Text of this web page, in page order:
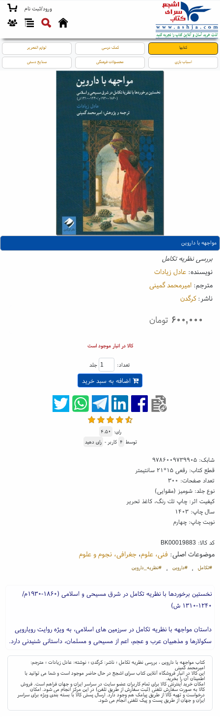
ورود/ثبت نام
کتابها کمک درسی لوازم التحریر
اسباب بازی محصولات فرهنگی صنایع دستی
مواجهه با داروین
بررسی نظریه تکامل
نویسنده: عادل زیادات
مترجم: امیرمحمد گمینی
ناشر:کرگدن
۶۰۰,۰۰۰ تومان
کالا در انبار موجود است
تعداد: جلد
اضافه به سبد خرید
رای: ۴.۵۰
توسط ۴ کاربر - رای دهید
شابک:۹۷۸۶۰۰۹۷۳۹۹۰۵
قطع کتاب: رقعی ۱۵*۲۱ سانتیمتر
تعداد صفحات: ۳۰۰
نوع جلد: شومیز (مقوایی)
کیفیت اثر: چاپ تك رنگ، کاغذ تحریر
سال چاپ: ۱۴۰۳
نوبت چاپ: چهارم
کد کالا: BK00019883
موضوعات اصلی: فنی، علوم،جغرافی، نجوم و علوم
#تکامل ، #داروین ، #نظریه_داروین
نخستین برخوردها با نظریه تکامل در شرق مسیحی و اسلامی (۱۸۶۰-۱۹۳۰م/
۱۲۴۰-۱۳۱۰ ش)
داستان مواجهه با نظریه تکامل در سرزمین های اسلامی، به ویژه روایت رویارویی
سکولارها و مذهبیان عرب و عجم، اعم از مسیحی و مسلمان، داستانی شنیدنی دارد.
کتاب مواجهه با داروین ، بررسی نظریه تکامل ؛ ناشر: کرگدن ؛ نوشته: عادل زیادات ؛ مترجم:
امیرمحمد گمینی
این کالا در انبار فروشگاه آنلاین کتاب سرای اشجع در حال حاضر موجود است و شما می توانید با
اطمینان آن را بخرید.
امکان خرید اینترنتی کالا برای تمام کاربران عضو سایت در سراسر ایران و جهان فراهم است. فروش
کالا به صورت سفارش تلفنی (ثبت سفارش از طریق تلفن) در این مرکز انجام می شود. امکان
درخواست و تهیه کالا از طریق پیامک هم وجود دارد. ارسال پستی کالا با بسته بندی ویژه برای سراسر
ایران و جهان از طریق پست و پیک تلفنی انجام می شود.